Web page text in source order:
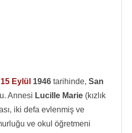
15 Eylül 1946 tarihinde, San
Annesi Lucille Marie (kızlık
iki defa evlenmiş ve
ve okul öğretmeni